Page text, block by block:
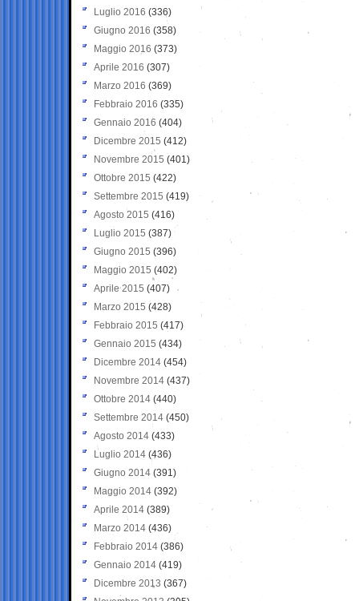
Luglio 2016 (336)
Giugno 2016 (358)
Maggio 2016 (373)
Aprile 2016 (307)
Marzo 2016 (369)
Febbraio 2016 (335)
Gennaio 2016 (404)
Dicembre 2015 (412)
Novembre 2015 (401)
Ottobre 2015 (422)
Settembre 2015 (419)
Agosto 2015 (416)
Luglio 2015 (387)
Giugno 2015 (396)
Maggio 2015 (402)
Aprile 2015 (407)
Marzo 2015 (428)
Febbraio 2015 (417)
Gennaio 2015 (434)
Dicembre 2014 (454)
Novembre 2014 (437)
Ottobre 2014 (440)
Settembre 2014 (450)
Agosto 2014 (433)
Luglio 2014 (436)
Giugno 2014 (391)
Maggio 2014 (392)
Aprile 2014 (389)
Marzo 2014 (436)
Febbraio 2014 (386)
Gennaio 2014 (419)
Dicembre 2013 (367)